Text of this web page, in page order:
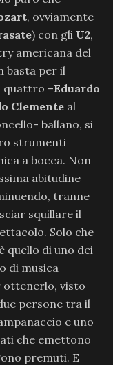
, ovviamente
) con gli U2,
americana del
basta per il
quattro –Eduardo
Clemente al
ballano, si
strumenti
a bocca. Non
abitudine
tranne
squillare il
Solo che
quello di uno dei
di musica
ottenerlo, visto
persone tra il
e uno
che emettono
premuti. E